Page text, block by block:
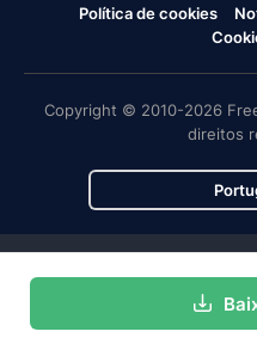
Política de cookies
Copyright © 2010-2026
direitos
Magnific